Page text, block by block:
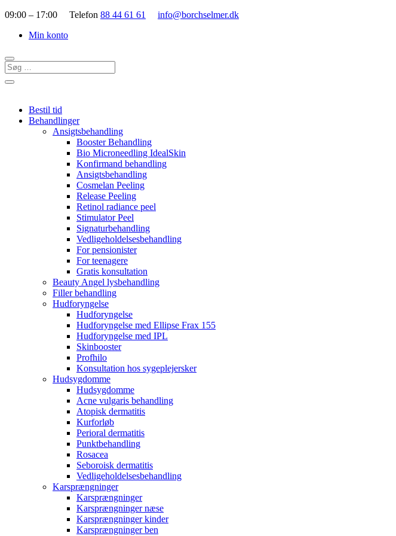
09:00 – 17:00 Telefon 88 44 61 61
info@borchselmer.dk
Min konto
Bestil tid
Behandlinger
Ansigtsbehandling
Booster Behandling
Bio Microneedling IdealSkin
Konfirmand behandling
Ansigtsbehandling
Cosmelan Peeling
Release Peeling
Retinol radiance peel
Stimulator Peel
Signaturbehandling
Vedligeholdelsesbehandling
For pensionister
For teenagere
Gratis konsultation
Beauty Angel lysbehandling
Filler behandling
Hudforyngelse
Hudforyngelse
Hudforyngelse med Ellipse Frax 155
Hudforyngelse med IPL
Skinbooster
Profhilo
Konsultation hos sygeplejersker
Hudsygdomme
Hudsygdomme
Acne vulgaris behandling
Atopisk dermatitis
Kurforløb
Perioral dermatitis
Punktbehandling
Rosacea
Seboroisk dermatitis
Vedligeholdelsesbehandling
Karsprængninger
Karsprængninger
Karsprængninger næse
Karsprængninger kinder
Karsprængninger ben